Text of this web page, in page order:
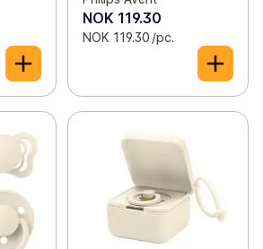
NOK 119.30
NOK 119.30 /pc.